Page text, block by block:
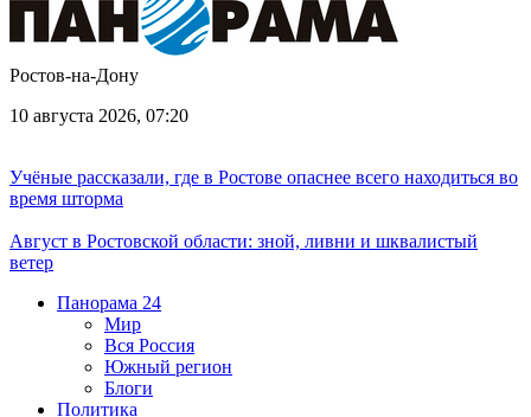
Ростов-на-Дону
10 августа 2026, 07:20
Учёные рассказали, где в Ростове опаснее всего находиться во
время шторма
Август в Ростовской области: зной, ливни и шквалистый
ветер
Панорама 24
Мир
Вся Россия
Южный регион
Блоги
Политика